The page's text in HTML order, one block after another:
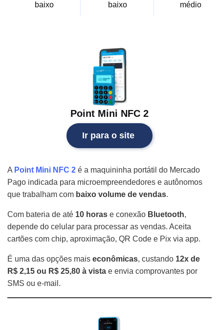
baixo
baixo
médio
Point Mini NFC 2
Ir para o site
A Point Mini NFC 2 é a maquininha portátil do Mercado
Pago indicada para microempreendedores e autônomos
que trabalham com baixo volume de vendas.
Com bateria de até 10 horas e conexão Bluetooth,
depende do celular para processar as vendas. Aceita
cartões com chip, aproximação, QR Code e Pix via app.
É uma das opções mais econômicas, custando 12x de
R$ 2,15 ou R$ 25,80 à vista e envia comprovantes por
SMS ou e-mail.